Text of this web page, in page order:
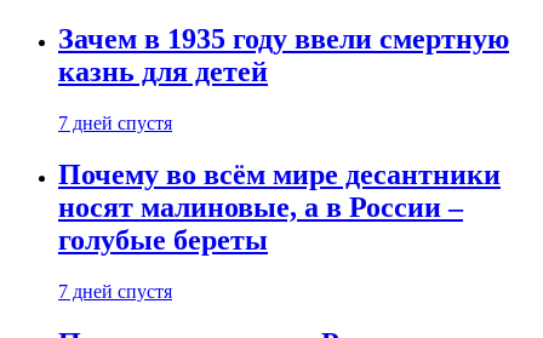
Зачем в 1935 году ввели смертную
казнь для детей
7 дней спустя
Почему во всём мире десантники
носят малиновые, а в России –
голубые береты
7 дней спустя